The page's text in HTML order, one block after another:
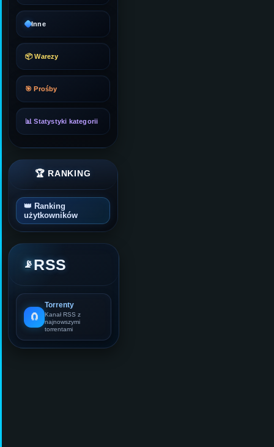
Inne
📦 Warezy
🎯 Prośby
📊 Statystyki kategorii
🏆 RANKING
👑 Ranking
użytkowników
📡RSS
🧲
Torrenty
Kanał RSS z
najnowszymi
torrentami